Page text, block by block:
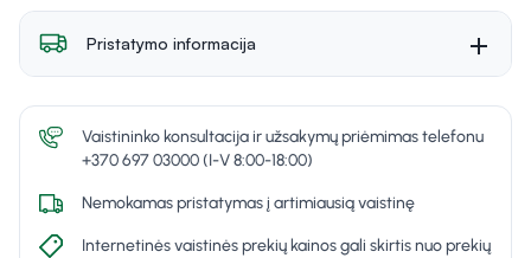
Pristatymo informacija
Vaistininko konsultacija ir užsakymų priėmimas telefonu
+370 697 03000 (I-V 8:00-18:00)
Nemokamas pristatymas į artimiausią vaistinę
Internetinės vaistinės prekių kainos gali skirtis nuo prekių